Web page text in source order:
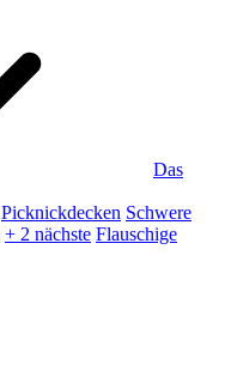
Das
Picknickdecken Schwere
+ 2 nächste Flauschige